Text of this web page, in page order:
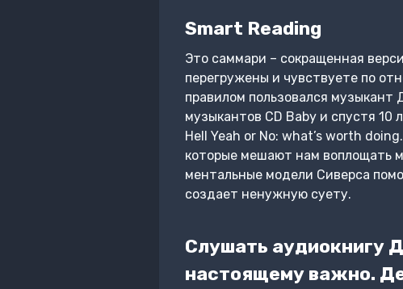
Smart Reading
Это саммари – сокращенная
перегружены и чувствуете по
правилом пользовался
музыкантов CD Baby и спустя
Hell Yeah or No: what’s worth
которые мешают нам воплощать
ментальные модели Сиверса
создает ненужную суету.
Слушать аудиокнигу
настоящему важно.